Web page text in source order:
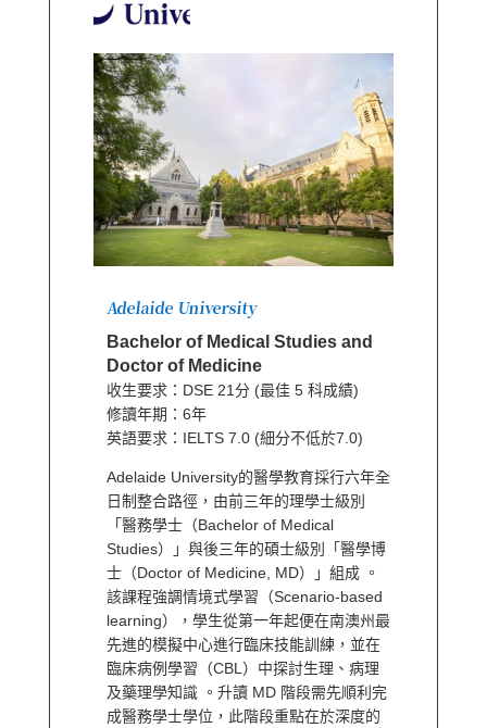
Adelaide University
Bachelor of Medical Studies and
Doctor of Medicine
收生要求：DSE 21分 (最佳 5 科成績)
修讀年期：6年
英語要求：IELTS 7.0 (細分不低於7.0)
Adelaide University的醫學教育採行六年全
日制整合路徑，由前三年的理學士級別
「醫務學士（Bachelor of Medical
Studies）」與後三年的碩士級別「醫學博
士（Doctor of Medicine, MD）」組成 。
該課程強調情境式學習（Scenario-based
learning），學生從第一年起便在南澳州最
先進的模擬中心進行臨床技能訓練，並在
臨床病例學習（CBL）中探討生理、病理
及藥理學知識 。升讀 MD 階段需先順利完
成醫務學士學位，此階段重點在於深度的